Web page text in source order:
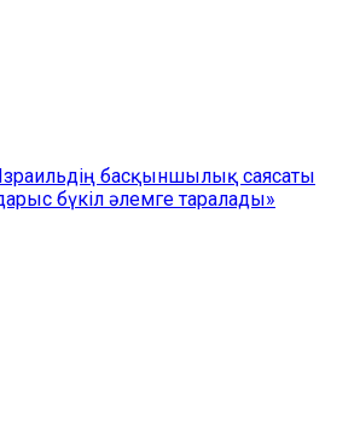
басқыншылық саясаты
бүкіл әлемге таралады»